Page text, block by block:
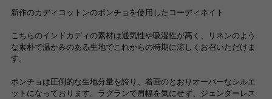
新作のカディコットンのポンチョを使用したコーディネイト
こちらのインドカディの素材は通気性や吸湿性が高く、リネンのよう
な素朴で温かみのある生地でこれからの時期に涼しくお召いただけま
す。
ポンチョは圧倒的な生地分量を誇り、着画のとおりオーバーなシルエ
ットになっております。ラグランで肩幅を気にせず、ジェンダーレス